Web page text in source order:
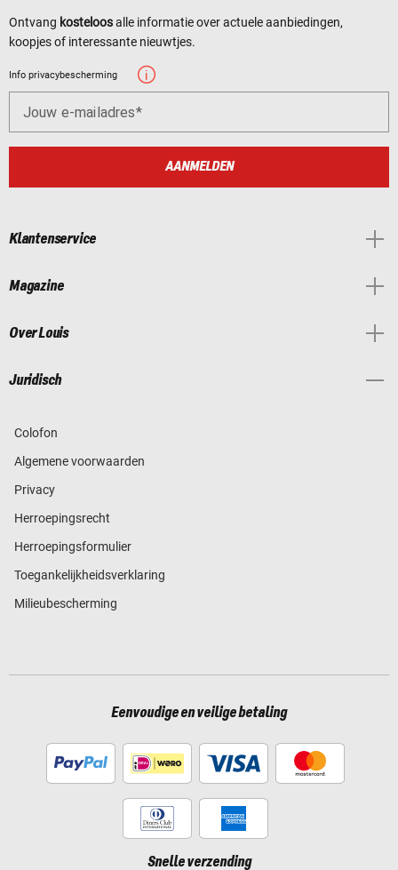
Ontvang kosteloosalle informatie over actuele aanbiedingen,
koopjes of interessante nieuwtjes.
Info privacybescherming
Jouw e-mailadres
AANMELDEN
Klantenservice
Magazine
Over Louis
Juridisch
Colofon
Algemene voorwaarden
Privacy
Herroepingsrecht
Herroepingsformulier
Toegankelijkheidsverklaring
Milieubescherming
Eenvoudige en veilige betaling
Snelle verzending